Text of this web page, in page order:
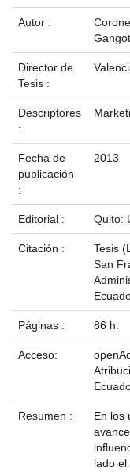
Autor :
Director de
Tesis :
Descriptores
:
Fecha de
publicación
:
2013
Editorial : Quito:
Citación :
Tesis
San
Páginas : 86 h.
Acceso:
Resumen :
En los
lado el